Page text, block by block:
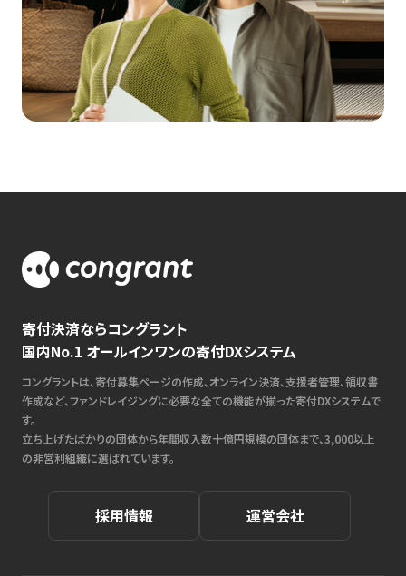
寄付決済ならコングラント
国内No.1 オールインワンの寄付DXシステム
コングラントは、寄付募集ページの作成、オンライン決済、支援者管理、領収書
作成など、ファンドレイジングに必要な全ての機能が揃った寄付DXシステムで
す。
立ち上げたばかりの団体から年間収入数十億円規模の団体まで、3,000以上
の非営利組織に選ばれています。
採用情報 運営会社